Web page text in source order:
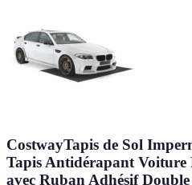
CostwayTapis de Sol
Tapis Antidérapant Voiture
avec Ruban Adhésif